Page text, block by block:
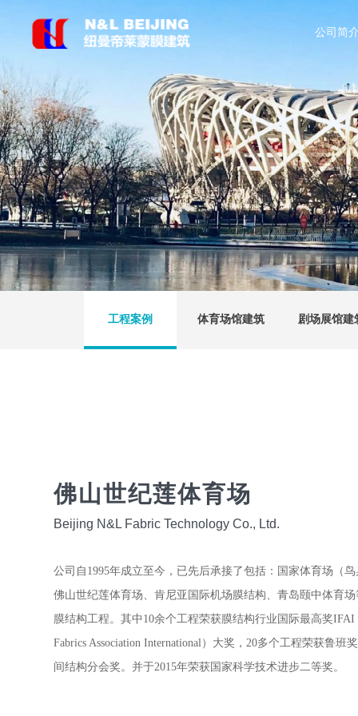
公司简
工程案例 体育场馆建筑 剧场展馆建
佛山世纪莲体育场
Beijing N&L Fabric Technology Co., Ltd.
公司自1995年成立至今，已先后承接了包括：国家体育场（
佛山世纪莲体育场、肯尼亚国际机场膜结构、青岛颐中体育
膜结构工程。其中10余个工程荣获膜结构行业国际最高奖IFAI
Fabrics Association International）大奖，20多个工程荣获鲁班
间结构分会奖。并于2015年荣获国家科学技术进步二等奖。